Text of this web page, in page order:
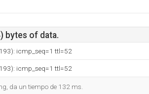
bytes of data.
icmp_seq=1 ttl=52
icmp_seq=1 ttl=52
da un tiempo de 132 ms.